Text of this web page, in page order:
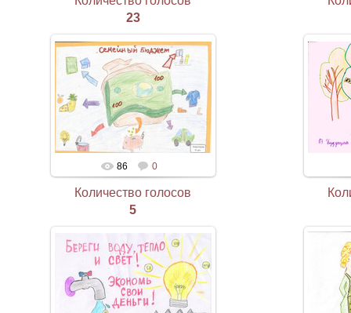
23
86 0
Количество голосов
5